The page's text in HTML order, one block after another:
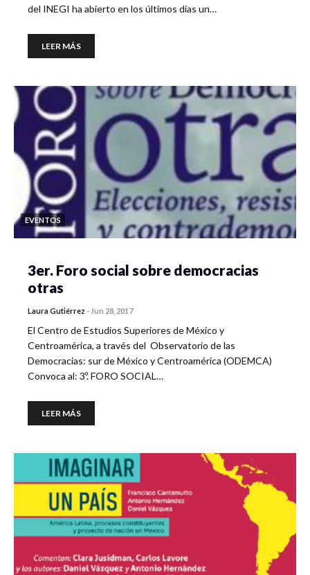
del INEGI ha abierto en los últimos días un…
LEER MÁS
EVENTOS
3er. Foro social sobre democracias
otras
Laura Gutiérrez - Jun 28, 2017
El Centro de Estudios Superiores de México y
Centroamérica, a través del Observatorio de las
Democracias: sur de México y Centroamérica (ODEMCA)
Convoca al: 3º. FORO SOCIAL…
LEER MÁS